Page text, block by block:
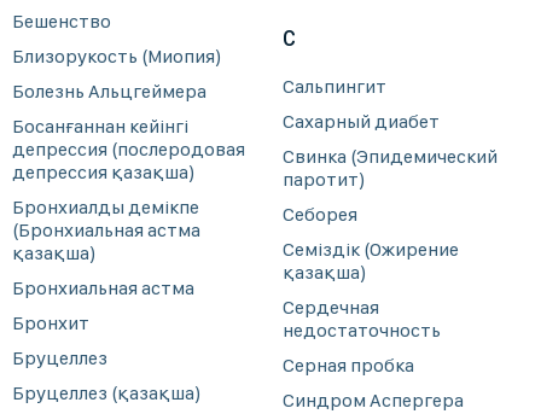
Бешенство
Близорукость (Миопия)
Болезнь Альцгеймера
Босанғаннан кейінгі
депрессия (послеродовая
депрессия қазақша)
Бронхиалды демікпе
(Бронхиальная астма
қазақша)
Бронхиальная астма
Бронхит
Бруцеллез
Бруцеллез (қазақша)
С
Сальпингит
Сахарный диабет
Свинка (Эпидемический
паротит)
Себорея
Семіздік (Ожирение
қазақша)
Сердечная
недостаточность
Серная пробка
Синдром Аспергера